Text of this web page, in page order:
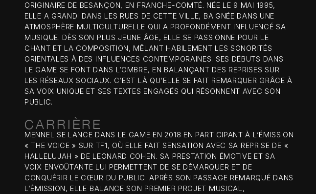
ORIGINAIRE DE BESANÇON, EN FRANCHE-COMTÉ. NÉE LE 9 MAI 1995,
ELLE A GRANDI DANS LES RUES DE CETTE VILLE, BAIGNÉE DANS UNE
ATMOSPHÈRE MULTICULTURELLE QUI A PROFONDÉMENT INFLUENCÉ SA
MUSIQUE. DÈS SON PLUS JEUNE ÂGE, ELLE SE PASSIONNE POUR LE
CHANT ET LA COMPOSITION, MÊLANT HABILEMENT LES SONORITÉS
ORIENTALES À DES INFLUENCES CONTEMPORAINES. SES DÉBUTS DANS
LE GAME SE FONT DANS L’OMBRE, EN BALANÇANT DES REPRISES SUR
LES RÉSEAUX SOCIAUX. C’EST LÀ QU’ELLE SE FAIT REMARQUER GRÂCE À
SA VOIX UNIQUE ET SES TEXTES ENGAGÉS QUI RÉSONNENT AVEC SON
PUBLIC.
CARRIÈRE
MENNEL SE LANCE DANS LE GAME EN 2018 EN PARTICIPANT À L’ÉMISSION
« THE VOICE » SUR TF1, OÙ ELLE FAIT SENSATION AVEC SA REPRISE DE «
HALLELUJAH » DE LEONARD COHEN. SA PRESTATION ÉMOTIVE ET SA
VOIX ENVOÛTANTE LUI PERMETTENT DE SE DÉMARQUER ET DE
CONQUÉRIR LE CŒUR DU PUBLIC. APRÈS SON PASSAGE REMARQUÉ DANS
L’ÉMISSION, ELLE BALANCE SON PREMIER PROJET MUSICAL,